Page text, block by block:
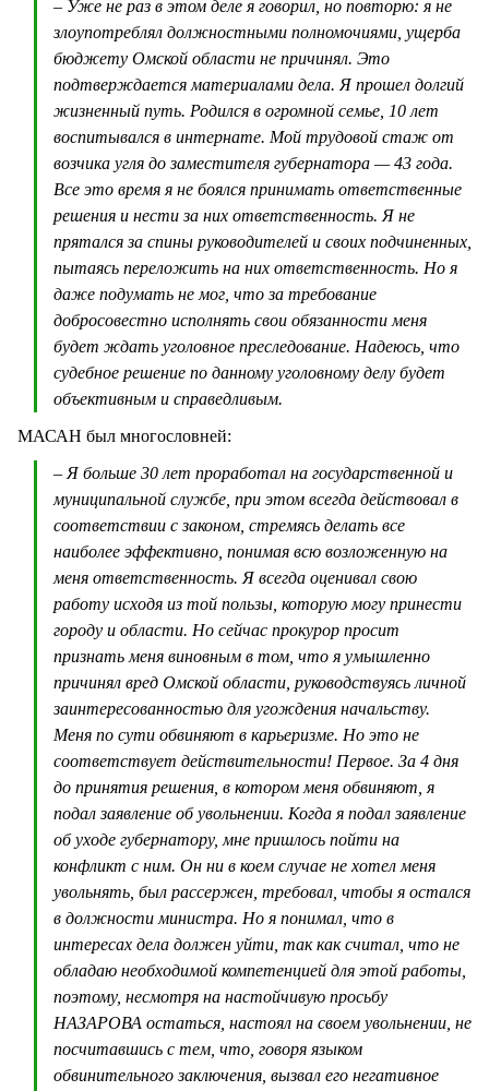
– Уже не раз в этом деле я говорил, но повторю: я не
злоупотреблял должностными полномочиями, ущерба
бюджету Омской области не причинял. Это
подтверждается материалами дела. Я прошел долгий
жизненный путь. Родился в огромной семье, 10 лет
воспитывался в интернате. Мой трудовой стаж от
возчика угля до заместителя губернатора — 43 года.
Все это время я не боялся принимать ответственные
решения и нести за них ответственность. Я не
прятался за спины руководителей и своих подчиненных,
пытаясь переложить на них ответственность. Но я
даже подумать не мог, что за требование
добросовестно исполнять свои обязанности меня
будет ждать уголовное преследование. Надеюсь, что
судебное решение по данному уголовному делу будет
объективным и справедливым.
МАСАН был многословней:
– Я больше 30 лет проработал на государственной и
муниципальной службе, при этом всегда действовал в
соответствии с законом, стремясь делать все
наиболее эффективно, понимая всю возложенную на
меня ответственность. Я всегда оценивал свою
работу исходя из той пользы, которую могу принести
городу и области. Но сейчас прокурор просит
признать меня виновным в том, что я умышленно
причинял вред Омской области, руководствуясь личной
заинтересованностью для угождения начальству.
Меня по сути обвиняют в карьеризме. Но это не
соответствует действительности! Первое. За 4 дня
до принятия решения, в котором меня обвиняют, я
подал заявление об увольнении. Когда я подал заявление
об уходе губернатору, мне пришлось пойти на
конфликт с ним. Он ни в коем случае не хотел меня
увольнять, был рассержен, требовал, чтобы я остался
в должности министра. Но я понимал, что в
интересах дела должен уйти, так как считал, что не
обладаю необходимой компетенцией для этой работы,
поэтому, несмотря на настойчивую просьбу
НАЗАРОВА остаться, настоял на своем увольнении, не
посчитавшись с тем, что, говоря языком
обвинительного заключения, вызвал его негативное